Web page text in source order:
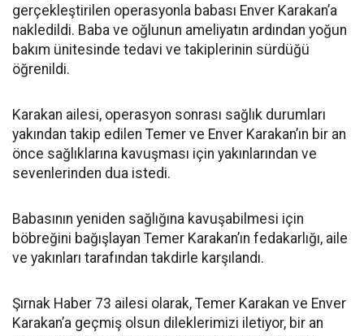
gerçekleştirilen operasyonla babası Enver Karakan’a
nakledildi. Baba ve oğlunun ameliyatın ardından yoğun
bakım ünitesinde tedavi ve takiplerinin sürdüğü
öğrenildi.
Karakan ailesi, operasyon sonrası sağlık durumları
yakından takip edilen Temer ve Enver Karakan’ın bir an
önce sağlıklarına kavuşması için yakınlarından ve
sevenlerinden dua istedi.
Babasının yeniden sağlığına kavuşabilmesi için
böbreğini bağışlayan Temer Karakan’ın fedakarlığı, aile
ve yakınları tarafından takdirle karşılandı.
Şırnak Haber 73 ailesi olarak, Temer Karakan ve Enver
Karakan’a geçmiş olsun dileklerimizi iletiyor, bir an